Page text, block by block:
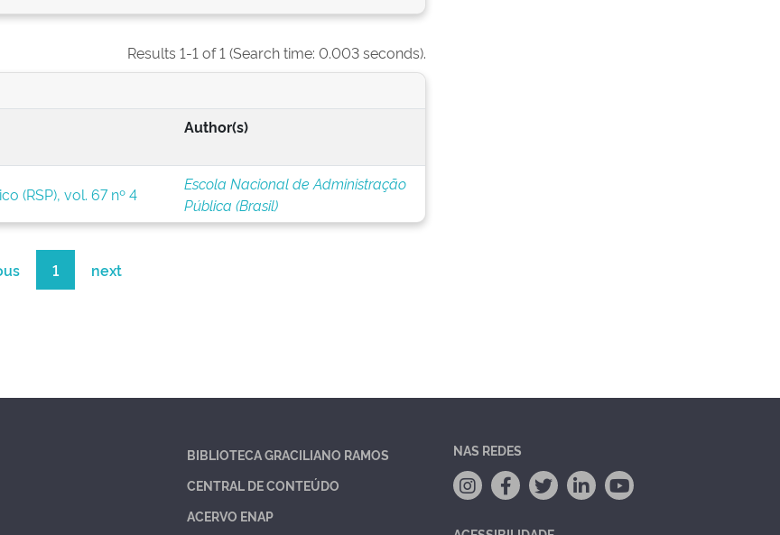
Results 1-1 of 1 (Search time: 0.003 seconds).
Author(s)
(RSP), vol. 67 nº 4
Escola Nacional de Administração
Pública (Brasil)
1 next
BIBLIOTECA GRACILIANO RAMOS
CENTRAL DE CONTEÚDO
ACERVO ENAP
NAS REDES